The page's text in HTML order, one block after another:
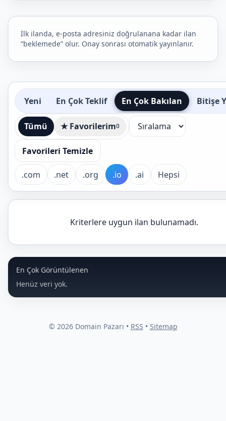
İlk ilanda, e-posta adresiniz doğrulanana kadar ilan
“beklemede” olur. Onay sonrası otomatik yayınlanır.
Yeni En Çok Teklif En Çok Bakılan Bitişe
Tümü ★ Favorilerim0
Favorileri Temizle
.com .net .org .io .ai Hepsi
Kriterlere uygun ilan bulunamadı.
En Çok Görüntülenen
Henüz veri yok.
© 2026 Domain Pazarı • RSS • Sitemap